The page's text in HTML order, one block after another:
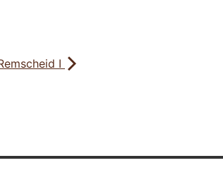
I